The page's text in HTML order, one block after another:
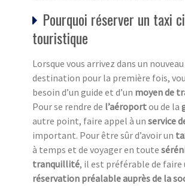
Pourquoi réserver un taxi
touristique
Lorsque vous arrivez dans un
destination pour la première fois,
besoin d’un guide et d’un moyen de
Pour se rendre de l’aéroportou de la
autre point, faire appel à un service
important. Pour être sûr d’avoir un
à temps et de voyager en toute
tranquillité, il est préférable de faire
réservation préalable auprès de la